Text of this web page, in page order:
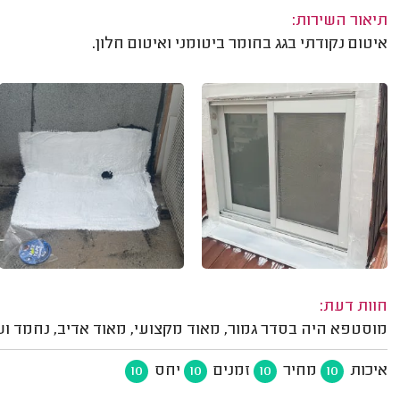
תיאור השירות:
איטום נקודתי בגג בחומר ביטומני ואיטום חלון.
חוות דעת:
מוסטפא היה בסדר גמור, מאוד מקצועי, מאוד אדיב, נחמד
איכות 10 מחיר 10 זמנים 10 יחס 10